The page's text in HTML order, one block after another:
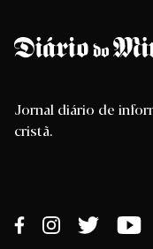
Jornal diário de
cristã.